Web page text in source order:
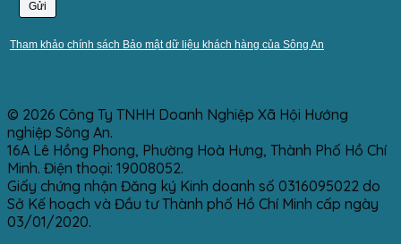
Tham khảo chính sách Bảo mật dữ liệu khách hàng của Sông An
© 2026 Công Ty TNHH Doanh Nghiệp Xã Hội Hướng
nghiệp Sông An.
16A Lê Hồng Phong, Phường Hoà Hưng, Thành Phố Hồ Chí
Minh. Điện thoại: 19008052.
Giấy chứng nhận Đăng ký Kinh doanh số 0316095022 do
Sở Kế hoạch và Đầu tư Thành phố Hồ Chí Minh cấp ngày
03/01/2020.